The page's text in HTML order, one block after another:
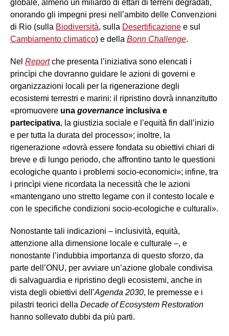
globale, almeno un miliardo di ettari di terreni degradati,
onorando gli impegni presi nell’ambito delle Convenzioni
di Rio (sulla Biodiversità, sulla Desertificazione e sul
Cambiamento climatico) e della Bonn Challenge.
Nel Reportche presenta l’iniziativa sono elencati i
princìpi che dovranno guidare le azioni di governi e
organizzazioni locali per la rigenerazione degli
ecosistemi terrestri e marini: il ripristino dovrà innanzitutto
«promuovere una governance inclusiva e
partecipativa, la giustizia sociale e l’equità fin dall’inizio
e per tutta la durata del processo»; inoltre, la
rigenerazione «dovrà essere fondata su obiettivi chiari di
breve e di lungo periodo, che affrontino tanto le questioni
ecologiche quanto i problemi socio-economici»; infine, tra
i princìpi viene ricordata la necessità che le azioni
«mantengano uno stretto legame con il contesto locale e
con le specifiche condizioni socio-ecologiche e culturali».
Nonostante tali indicazioni – inclusività, equità,
attenzione alla dimensione locale e culturale –, e
nonostante l’indubbia importanza di questo sforzo, da
parte dell’ONU, per avviare un’azione globale condivisa
di salvaguardia e ripristino degli ecosistemi, anche in
vista degli obiettivi dell’Agenda 2030, le premesse e i
pilastri teorici della Decade of Ecosystem Restoration
hanno sollevato dubbi da più parti.